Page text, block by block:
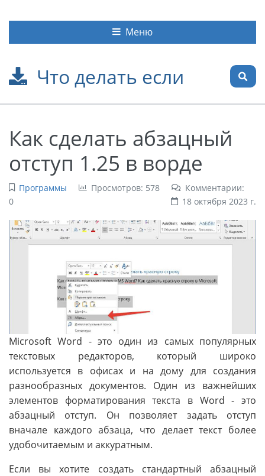
Что делать если
Меню
Как сделать абзацный
отступ 1.25 в ворде
Программы Просмотров: 578
Комментарии:
0
18 октября 2023 г.
Microsoft Word - это один из самых популярных
текстовых редакторов, который широко
используется в офисах и на дому для создания
разнообразных документов. Один из важнейших
элементов форматирования текста в Word - это
абзацный отступ. Он позволяет задать отступ
вначале каждого абзаца, что делает текст более
удобочитаемым и аккуратным.
Если вы хотите создать стандартный абзацный